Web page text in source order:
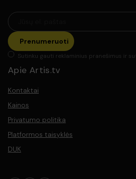
Prenumeruoti
Sutinku gauti reklaminius pranešimus ir
Apie Artis.tv
Kontaktai
Kainos
Privatumo politika
Platformos taisyklės
DUK